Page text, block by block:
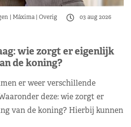
Máxima Overig
03 aug 2026
wie zorgt er eigenlijk
de koning?
er weer verschillende
deze: wie zorgt er
van de koning? Hierbij kunnen